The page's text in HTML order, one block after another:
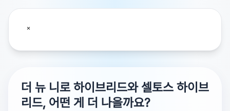
더 뉴 니로 하이브리드와 셀토스 하이브
리드, 어떤 게 더 나을까요?